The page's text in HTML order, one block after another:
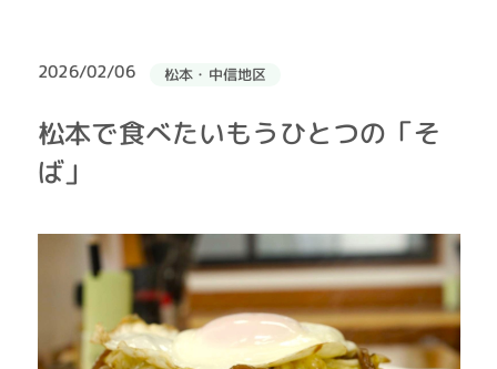
2026/02/06 松本・中信地区
松本で食べたいもうひとつの「そ
ば」